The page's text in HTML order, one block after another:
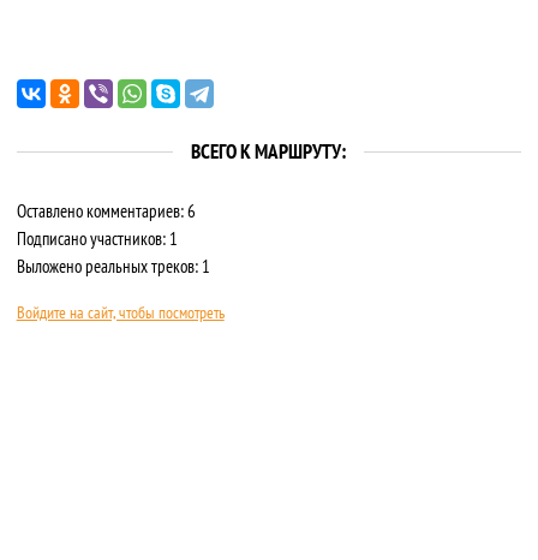
ВСЕГО К МАРШРУТУ:
Оставлено комментариев: 6
Подписано участников: 1
Выложено реальных треков: 1
Войдите на сайт, чтобы посмотреть